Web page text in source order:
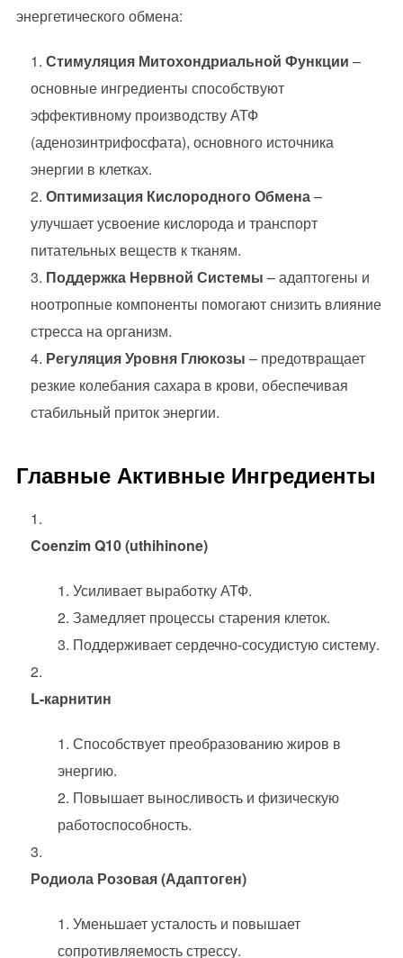
энергетического обмена:
Стимуляция Митохондриальной Функции –
основные ингредиенты способствуют
эффективному производству АТФ
(аденозинтрифосфата), основного источника
энергии в клетках.
Оптимизация Кислородного Обмена–
улучшает усвоение кислорода и транспорт
питательных веществ к тканям.
Поддержка Нервной Системы – адаптогены и
ноотропные компоненты помогают снизить влияние
стресса на организм.
Регуляция Уровня Глюкозы – предотвращает
резкие колебания сахара в крови, обеспечивая
стабильный приток энергии.
Главные Активные Ингредиенты
Coenzim Q10 (uthihinone)
Усиливает выработку АТФ.
Замедляет процессы старения клеток.
Поддерживает сердечно-сосудистую систему.
L-карнитин
Способствует преобразованию жиров в
энергию.
Повышает выносливость и физическую
работоспособность.
Родиола Розовая (Адаптоген)
Уменьшает усталость и повышает
сопротивляемость стрессу.